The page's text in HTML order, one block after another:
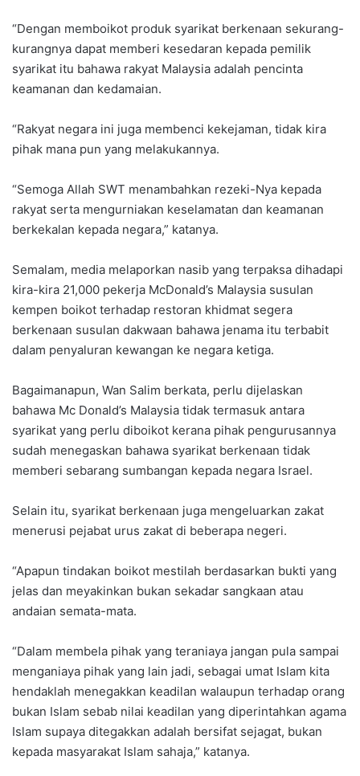
“Dengan memboikot produk syarikat berkenaan sekurang-
kurangnya dapat memberi kesedaran kepada pemilik
syarikat itu bahawa rakyat Malaysia adalah pencinta
keamanan dan kedamaian.
“Rakyat negara ini juga membenci kekejaman, tidak kira
pihak mana pun yang melakukannya.
“Semoga Allah SWT menambahkan rezeki-Nya kepada
rakyat serta mengurniakan keselamatan dan keamanan
berkekalan kepada negara,” katanya.
Semalam, media melaporkan nasib yang terpaksa dihadapi
kira-kira 21,000 pekerja McDonald’s Malaysia susulan
kempen boikot terhadap restoran khidmat segera
berkenaan susulan dakwaan bahawa jenama itu terbabit
dalam penyaluran kewangan ke negara ketiga.
Bagaimanapun, Wan Salim berkata, perlu dijelaskan
bahawa Mc Donald’s Malaysia tidak termasuk antara
syarikat yang perlu diboikot kerana pihak pengurusannya
sudah menegaskan bahawa syarikat berkenaan tidak
memberi sebarang sumbangan kepada negara Israel.
Selain itu, syarikat berkenaan juga mengeluarkan zakat
menerusi pejabat urus zakat di beberapa negeri.
“Apapun tindakan boikot mestilah berdasarkan bukti yang
jelas dan meyakinkan bukan sekadar sangkaan atau
andaian semata-mata.
“Dalam membela pihak yang teraniaya jangan pula sampai
menganiaya pihak yang lain jadi, sebagai umat Islam kita
hendaklah menegakkan keadilan walaupun terhadap orang
bukan Islam sebab nilai keadilan yang diperintahkan agama
Islam supaya ditegakkan adalah bersifat sejagat, bukan
kepada masyarakat Islam sahaja,” katanya.